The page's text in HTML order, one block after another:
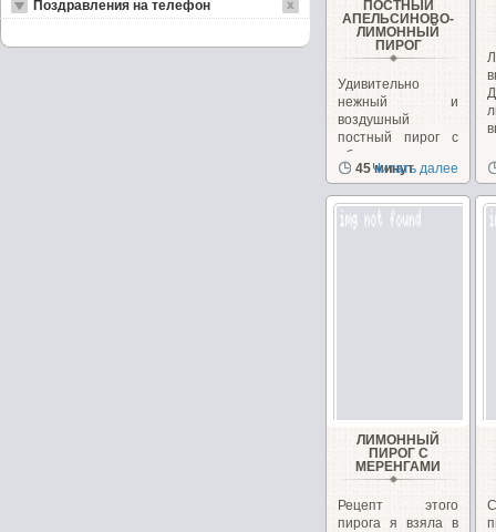
ПОСТНЫЙ
АПЕЛЬСИНОВО-
ЛИМОННЫЙ
ПИРОГ
Удивительно
нежный и
воздушный
постный пирог с
яблоком, морковью
и орехами!...
45 минут
Читать далее
ЛИМОННЫЙ
ПИРОГ С
МЕРЕНГАМИ
Рецепт этого
пирога я взяла в
Поздравления на телефон